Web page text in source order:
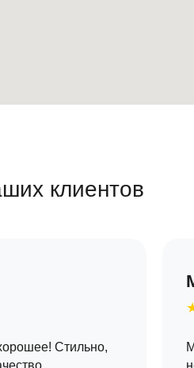
клиентов
Стильно,